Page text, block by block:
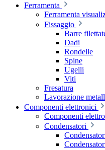
Ferramenta
Ferramenta
Fissaggio
Barre
Dadi
Rondelle
Spine
Ugelli
Viti
Fresatura
Lavorazione
Componenti elettronici
Componenti
Condensatori